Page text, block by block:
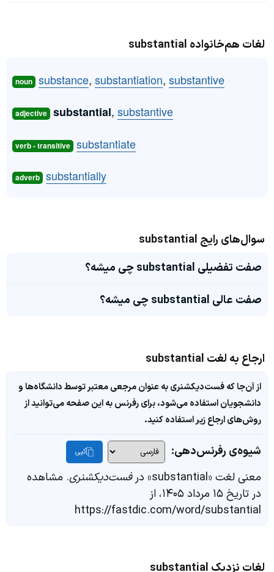
لغات هم‌خانواده substantial
noun substance, substantiation, substantive
adjective substantial, substantive
verb - transitive substantiate
adverb substantially
سوال‌های رایج substantial
صفت تفضیلی substantial چی میشه؟
صفت عالی substantial چی میشه؟
ارجاع به لغت substantial
از آن‌جا که فست‌دیکشنری به عنوان مرجعی معتبر توسط دانشگاه‌ها و
دانشجویان استفاده می‌شود، برای رفرنس به این صفحه می‌توانید از
روش‌های ارجاع زیر استفاده کنید.
شیوه‌ی رفرنس‌دهی: کپی
معنی لغت «substantial» در فست‌دیکشنری. مشاهده
در تاریخ ۱۵ مرداد ۱۴۰۵، از
https://fastdic.com/word/substantial
لغات نزدیک substantial